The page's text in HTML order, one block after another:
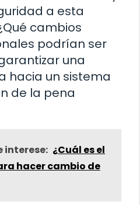
a esta
cambios
podrían ser
una
hacia un sistema
de la pena
interese: ¿Cuál es el
hacer cambio de